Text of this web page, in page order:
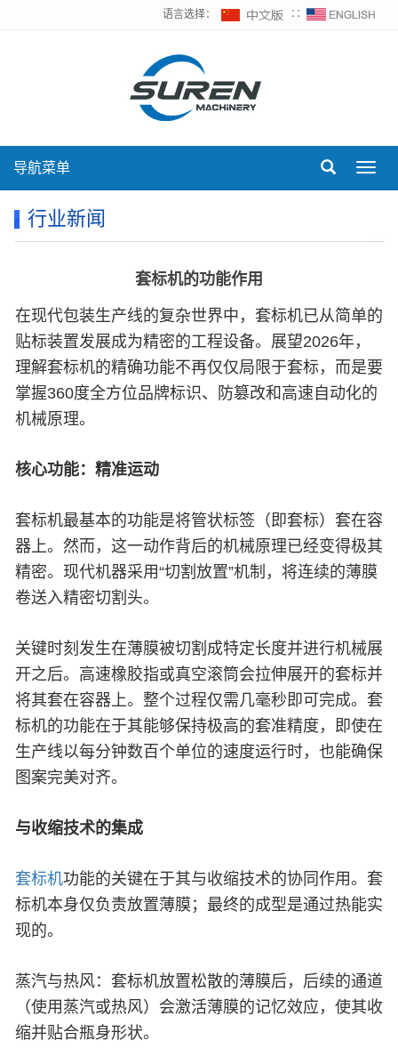
语言选择： ∷
导航菜单
行业新闻
套标机的功能作用
在现代包装生产线的复杂世界中，套标机已从简单的
贴标装置发展成为精密的工程设备。展望2026年，
理解套标机的精确功能不再仅仅局限于套标，而是要
掌握360度全方位品牌标识、防篡改和高速自动化的
机械原理。
核心功能：精准运动
套标机最基本的功能是将管状标签（即套标）套在容
器上。然而，这一动作背后的机械原理已经变得极其
精密。现代机器采用“切割放置”机制，将连续的薄膜
卷送入精密切割头。
关键时刻发生在薄膜被切割成特定长度并进行机械展
开之后。高速橡胶指或真空滚筒会拉伸展开的套标并
将其套在容器上。整个过程仅需几毫秒即可完成。套
标机的功能在于其能够保持极高的套准精度，即使在
生产线以每分钟数百个单位的速度运行时，也能确保
图案完美对齐。
与收缩技术的集成
套标机功能的关键在于其与收缩技术的协同作用。套
标机本身仅负责放置薄膜；最终的成型是通过热能实
现的。
蒸汽与热风：套标机放置松散的薄膜后，后续的通道
（使用蒸汽或热风）会激活薄膜的记忆效应，使其收
缩并贴合瓶身形状。